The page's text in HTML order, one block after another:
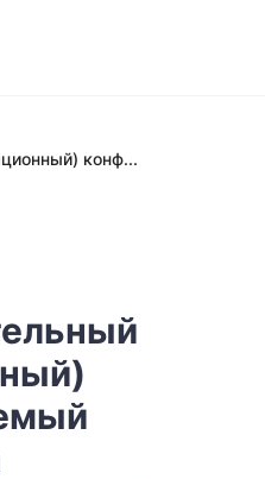
конф...